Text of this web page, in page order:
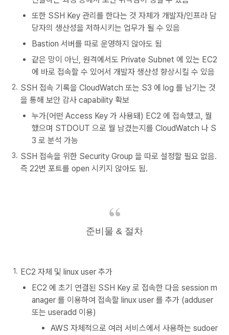
또한 SSH Key 관리를 한다는 것 자체가 개발자/인프라 담
당자의 생산성을 저하시키는 업무가 될 수 있음
Bastion 서버를 따로 운영하지 않아도 됨
같은 망이 아닌, 원격에서도 Private Subnet 에 있는 EC2
에 바로 접속할 수 있어서 개발자 생산성 향상시킬 수 있음
SSH 접속 기록을 CloudWatch 또는 S3 에 log 를 남기는 것
을 통해 보안 감사 capability 확보
누가(어떤 Access Key 가 사용돼) EC2 에 접속했고, 뭘
했으며 STDOUT 으로 뭘 남겼는지를 CloudWatch 나 S
3 로 분석 가능
SSH 접속을 위한 Security Group 을 따로 설정할 필요 없음.
즉 22번 포트를 open 시키지 않아도 됨.
준비물 & 절차
EC2 자체 및 linux user 추가
EC2 에 초기 연결된 SSH Key 로 접속한 다음 session m
anager 를 이용하여 접속할 linux user 를 추가 (adduser
또는 useradd 이용)
AWS 자체적으로 여러 서비스에서 사용하는 sudoer